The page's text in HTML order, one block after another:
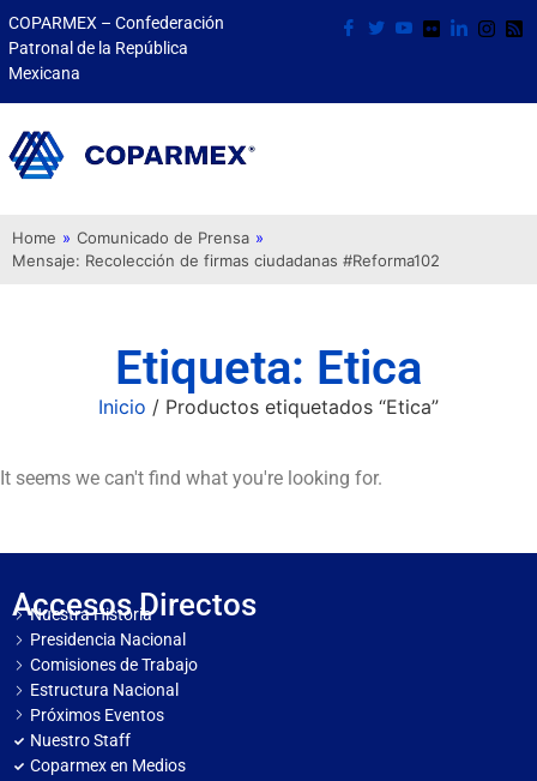
COPARMEX – Confederación
Patronal de la República
Mexicana
Home » Comunicado de Prensa »
Mensaje: Recolección de firmas ciudadanas #Reforma102
Etiqueta: Etica
Inicio / Productos etiquetados “Etica”
It seems we can't find what you're looking for.
Accesos Directos
Nuestra Historia
Presidencia Nacional
Comisiones de Trabajo
Estructura Nacional
Próximos Eventos
Nuestro Staff
Coparmex en Medios